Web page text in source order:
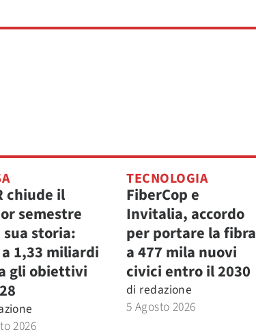
chiude il
semestre
storia:
1,33 miliardi
gli obiettivi
2026
TECNOLOGIA
FiberCop e
Invitalia, accordo
per portare la fibra
a 477 mila nuovi
civici entro il 2030
di redazione
5 Agosto 2026